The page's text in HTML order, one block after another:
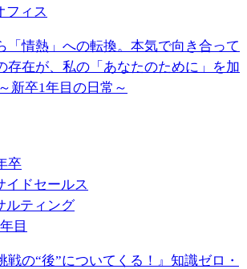
フィス
「情熱」への転換。本気で向き合って
存在が、私の「あなたのために」を加
新卒1年目の日常～
卒
イドセールス
ルティング
目
戦の“後”についてくる！』知識ゼロ・